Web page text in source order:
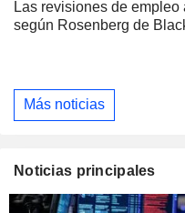
Las revisiones de
según Rosenberg de
Más noticias
Noticias principales